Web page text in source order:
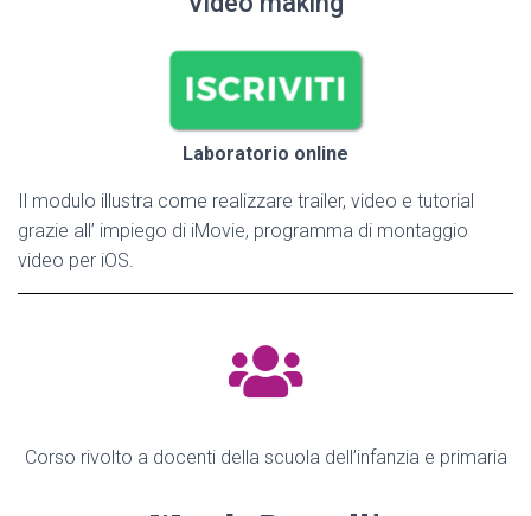
Laboratorio online
Il modulo illustra come realizzare trailer, video e tutorial
grazie all’ impiego di iMovie, programma di montaggio
video per iOS.
Corso rivolto a docenti della scuola dell’infanzia e primaria